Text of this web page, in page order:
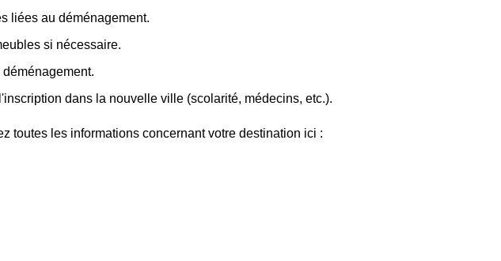
liées au déménagement.
si nécessaire.
dans la nouvelle ville (scolarité, médecins, etc.).
toutes les informations concernant votre destination ici :